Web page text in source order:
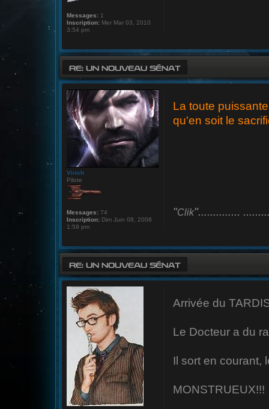
Messages: 1
Inscription: Mer Mar 03, 2010
3:54 pm
RE: UN NOUVEAU SÉNAT
La toute
qu'en soit le
"Clik"..............
Virich
Pilote
Messages: 74
Inscription: Dim Juin 08, 2008
1:59 pm
RE: UN NOUVEAU SÉNAT
Arrivée du
Le Docteur a du
Il sort en courant,
MONSTRUEUX!!!